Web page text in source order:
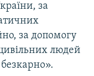
за
за допомогу
людей